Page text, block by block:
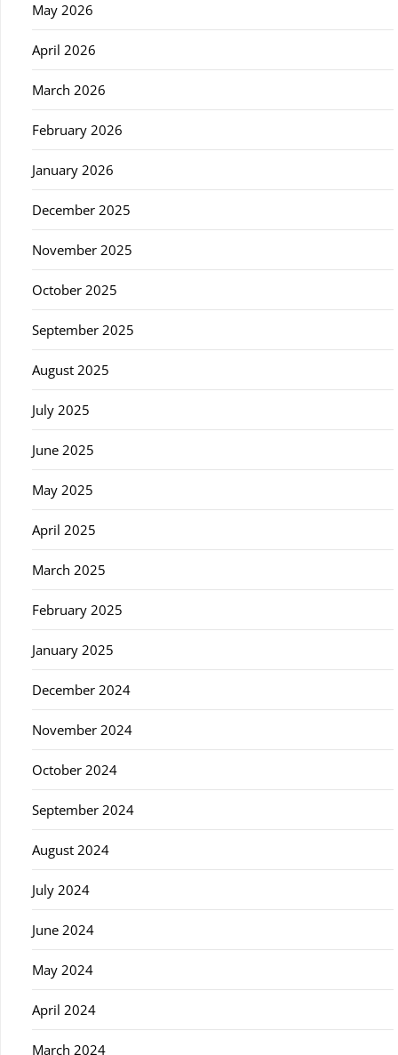
May 2026
April 2026
March 2026
February 2026
January 2026
December 2025
November 2025
October 2025
September 2025
August 2025
July 2025
June 2025
May 2025
April 2025
March 2025
February 2025
January 2025
December 2024
November 2024
October 2024
September 2024
August 2024
July 2024
June 2024
May 2024
April 2024
March 2024